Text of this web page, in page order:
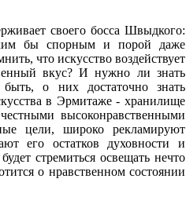
своего босса Швыдкого:
бы спорным и порой даже
что искусство воздействует
вкус? И нужно ли знать
о них достаточно знать
в Эрмитаже - хранилище
высоконравственными
цели, широко рекламируют
его остатков духовности и
стремиться освещать нечто
о нравственном состоянии